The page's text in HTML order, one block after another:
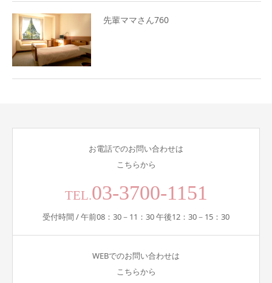
先輩ママさん760
お電話でのお問い合わせは
こちらから
TEL.03-3700-1151
受付時間 / 午前08：30－11：30 午後12：30－15：30
WEBでのお問い合わせは
こちらから